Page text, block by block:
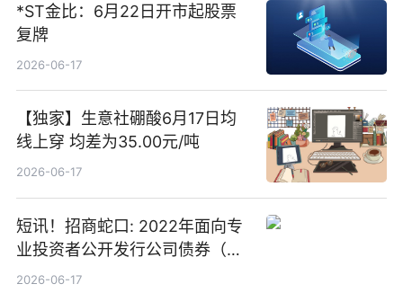
*ST金比：6月22日开市起股票
复牌
2026-06-17
【独家】生意社硼酸6月17日均
线上穿 均差为35.00元/吨
2026-06-17
短讯！招商蛇口: 2022年面向专
业投资者公开发行公司债券（第
二期）（品种二）2026年付息公
2026-06-17